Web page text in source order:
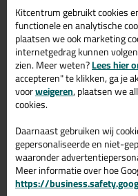
product?Lees alles over dit
Kitcentrum gebruikt cookies
functionele en analytische
plaatsen we ook marketing
internetgedrag kunnen
zien. Meer weten?Lees hier
accepteren" te klikken, ga je
voorweigeren, plaatsen we
cookies.
Daarnaast gebruiken wij
gepersonaliseerde en niet-
waaronder
Meer informatie over hoe
https://